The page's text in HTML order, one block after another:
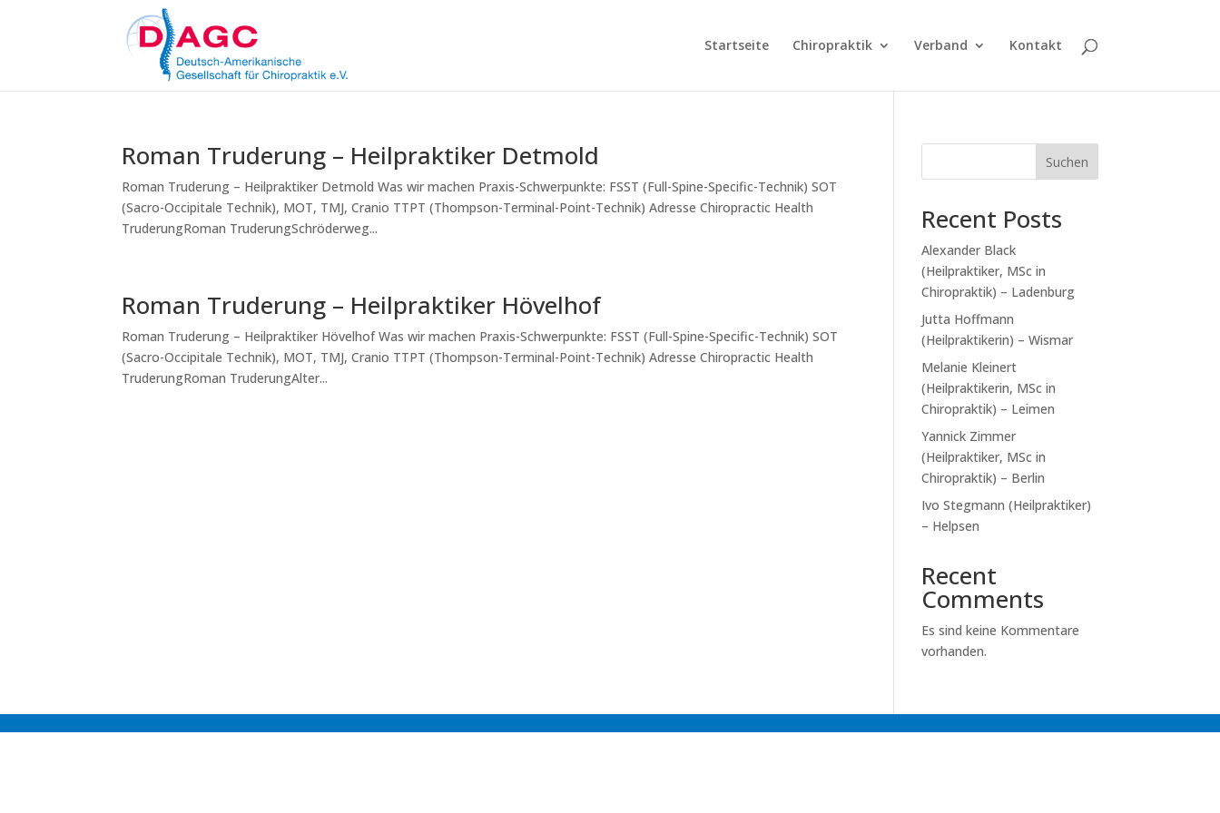
Startseite Chiropraktik Verband Kontakt
Roman Truderung – Heilpraktiker Detmold
Roman Truderung – Heilpraktiker Detmold Was wir machen Praxis-Schwerpunkte: FSST (Full-Spine-Specific-Technik) SOT
(Sacro-Occipitale Technik), MOT, TMJ, Cranio TTPT (Thompson-Terminal-Point-Technik) Adresse Chiropractic Health
TruderungRoman TruderungSchröderweg...
Roman Truderung – Heilpraktiker Hövelhof
Roman Truderung – Heilpraktiker Hövelhof Was wir machen Praxis-Schwerpunkte: FSST (Full-Spine-Specific-Technik) SOT
(Sacro-Occipitale Technik), MOT, TMJ, Cranio TTPT (Thompson-Terminal-Point-Technik) Adresse Chiropractic Health
TruderungRoman TruderungAlter...
Suchen
Recent Posts
Alexander Black
(Heilpraktiker, MSc in
Chiropraktik) – Ladenburg
Jutta Hoffmann
(Heilpraktikerin) – Wismar
Melanie Kleinert
(Heilpraktikerin, MSc in
Chiropraktik) – Leimen
Yannick Zimmer
(Heilpraktiker, MSc in
Chiropraktik) – Berlin
Ivo Stegmann (Heilpraktiker)
– Helpsen
Recent
Comments
Es sind keine Kommentare
vorhanden.